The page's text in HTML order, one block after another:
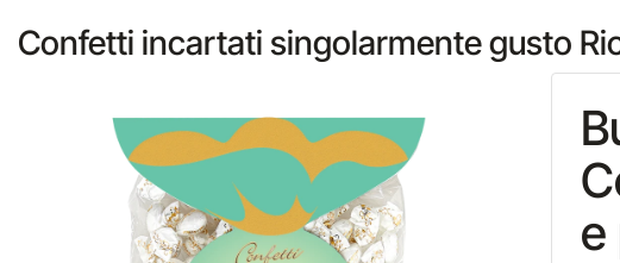
Confetti incartati singolarmente gusto
e